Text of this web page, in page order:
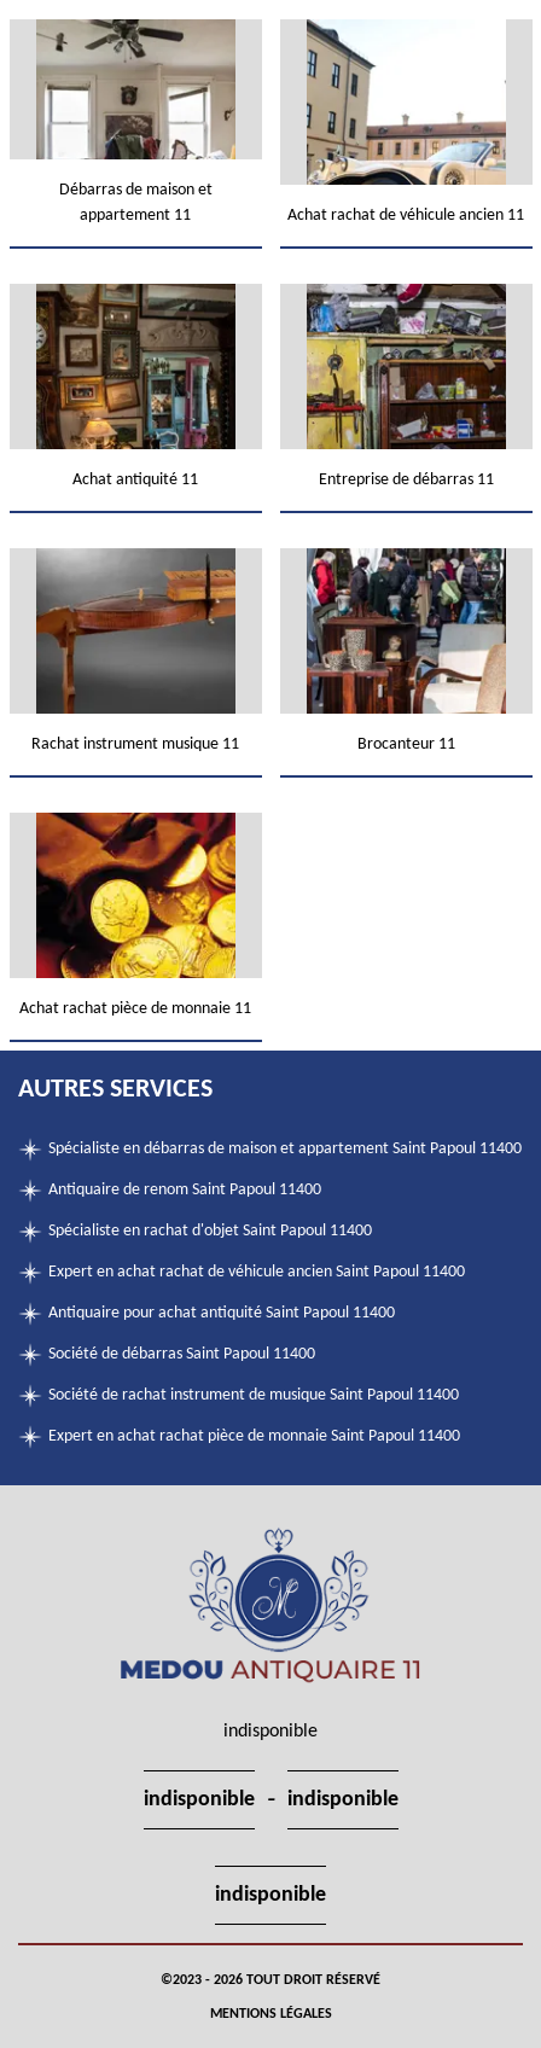
Débarras de maison et
appartement 11
Achat rachat de véhicule ancien 11
Achat antiquité 11 Entreprise de débarras 11
Rachat instrument musique 11 Brocanteur 11
Achat rachat pièce de monnaie 11
AUTRES SERVICES
Spécialiste en débarras de maison et appartement Saint Papoul 11400
Antiquaire de renom Saint Papoul 11400
Spécialiste en rachat d'objet Saint Papoul 11400
Expert en achat rachat de véhicule ancien Saint Papoul 11400
Antiquaire pour achat antiquité Saint Papoul 11400
Société de débarras Saint Papoul 11400
Société de rachat instrument de musique Saint Papoul 11400
Expert en achat rachat pièce de monnaie Saint Papoul 11400
indisponible
indisponible - indisponible
indisponible
©2023 - 2026 TOUT DROIT RÉSERVÉ
MENTIONS LÉGALES